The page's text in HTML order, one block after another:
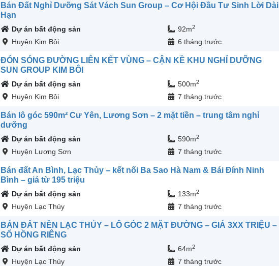
Bán Đất Nghỉ Dưỡng Sát Vách Sun Group – Cơ Hội Đầu Tư Sinh Lời Dài
Hạn
Dự án bất động sản 92m2
Huyện Kim Bôi 6 tháng trước
ĐÓN SÓNG ĐƯỜNG LIÊN KẾT VÙNG – CẬN KỀ KHU NGHỈ DƯỠNG
SUN GROUP KIM BÔI
Dự án bất động sản 500m2
Huyện Kim Bôi 7 tháng trước
Bán lô góc 590m² Cư Yên, Lương Sơn – 2 mặt tiền – trung tâm nghỉ
dưỡng
Dự án bất động sản 590m2
Huyện Lương Sơn 7 tháng trước
Bán đất An Bình, Lạc Thủy – kết nối Ba Sao Hà Nam & Bái Đính Ninh
Bình – giá từ 195 triệu
Dự án bất động sản 133m2
Huyện Lạc Thủy 7 tháng trước
BÁN ĐẤT NỀN LẠC THỦY – LÔ GÓC 2 MẶT ĐƯỜNG – GIÁ 3XX TRIỆU –
SỔ HỒNG RIÊNG
Dự án bất động sản 64m2
Huyện Lạc Thủy 7 tháng trước